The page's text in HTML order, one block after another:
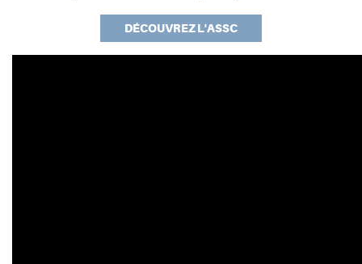
DÉCOUVREZ L'ASSC